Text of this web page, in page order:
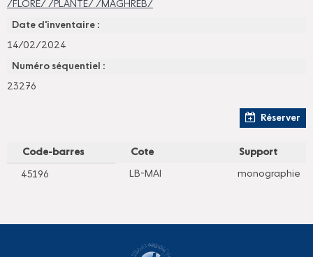
/FLORE/ /PLANTE/ /MAGHREB/
Date d'inventaire :
14/02/2024
Numéro séquentiel :
23276
Réserver
Code-barres Cote Support
45196 LB-MAI monographie